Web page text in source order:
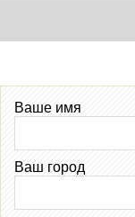
Ваше имя
Ваш город